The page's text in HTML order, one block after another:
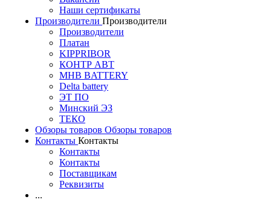
Наши сертификаты
Производители Производители
Производители
Платан
KIPPRIBOR
КОНТР АВТ
MHB BATTERY
Delta battery
ЭT ПО
Минский ЭЗ
ТЕКО
Обзоры товаров Обзоры товаров
Контакты Контакты
Контакты
Контакты
Поставщикам
Реквизиты
...